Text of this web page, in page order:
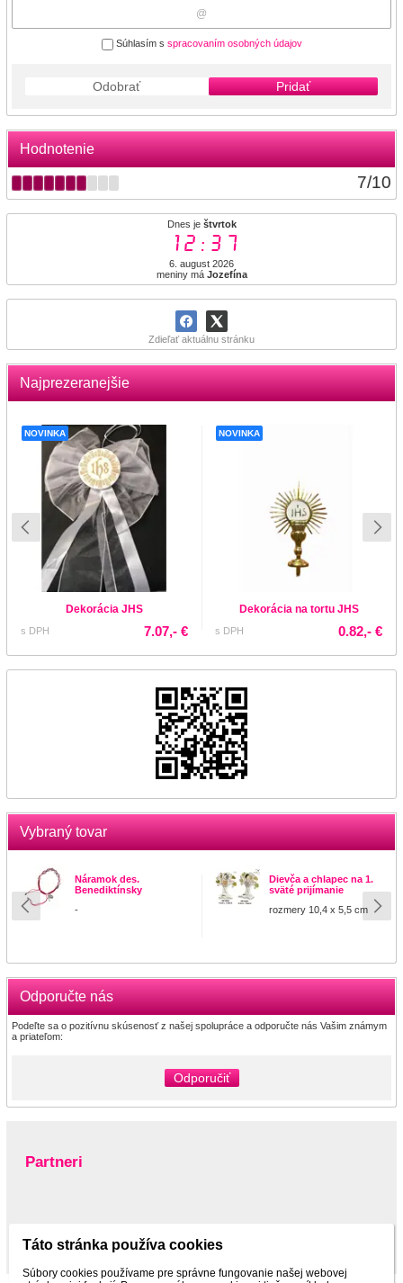
Súhlasím s spracovaním osobných údajov
Odobrať Pridať
Hodnotenie
7/10
Dnes je štvrtok
12:37
6. august 2026
meniny má Jozefína
Zdieľať aktuálnu stránku
Najprezeranejšie
NOVINKA
Dekorácia JHS
s DPH 7.07,- €
NOVINKA
Dekorácia na tortu JHS
s DPH 0.82,- €
Vybraný tovar
Náramok des.
Benediktínsky
-
Dievča a chlapec na 1.
sväté prijímanie
rozmery 10,4 x 5,5 cm
Odporučte nás
Podeľte sa o pozitívnu skúsenosť z našej spolupráce a odporučte nás Vašim známym
a priateľom:
Odporučiť
Partneri
Táto stránka používa cookies
Súbory cookies používame pre správne fungovanie našej webovej